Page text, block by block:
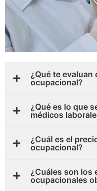
¿Qué te evaluan
ocupacional?
¿Qué es lo que
médicos
¿Cuál es el
ocupacional?
¿Cuáles son los
ocupacionales